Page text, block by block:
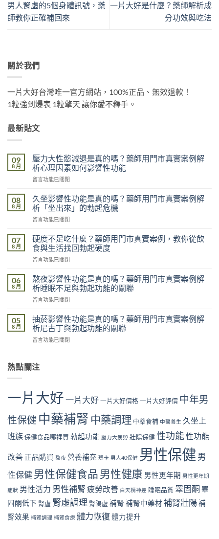
男人腎虛的5個身體訊號，藥
師教你正確補回來
一片大好是什麼？藥師解析成
分功效與吃法
關於我們
一片大好台灣唯一官方網站，100%正品、無效退款！
1粒強到爆表 1粒擎天 讓你愛不釋手。
最新貼文
09
8 月
壓力大性慾減退是真的嗎？藥師用門市真實案例解
析心理因素如何影響性功能
在
力
大
性
慾
退
是
真
的
藥
師
門
真
實
案
析
心
素
如
影
性
能〉
中
留言功能已關閉
08
8 月
久坐影響性功能是真的嗎？藥師用門市真實案例解
析「坐出來」的勃起危機
在
坐
影
響
性
能
是
真
的
藥
師
門
實
析
出
來」
的
危
機〉
中
留言功能已關閉
07
8 月
硬度不足吃什麼？藥師用門市真實案例，教你從飲
食與生活找回勃起硬度
在
度
不
足
吃
麼？
藥
師
用
真
例，
教
從
飲
食
與
活
回
起
硬
度〉
中
留言功能已關閉
06
8 月
熬夜影響性功能是真的嗎？藥師用門市真實案例解
析睡眠不足與勃起功能的關聯
在
夜
影
響
性
是
嗎？
藥
用
門
真
案
解
睡
眠
不
足
留言功能已關閉
05
8 月
抽菸影響性功能是真的嗎？藥師用門市真實案例解
析尼古丁與勃起功能的關聯
在
影
響
能
是
真
的
藥
用
市
真
實
例
解
析
留言功能已關閉
熱點關注
一片大好一片大好一片大好價格一片大好評價 中年男
性保健 中藥補腎 中藥調理 中藥食補 中醫養生 久坐上
班族保健食品哪裡買 勃起功能 壓力大疲勞 壯陽保健性功能性功能
改善 正品購買 熬夜 營養補充 瑪卡 男人40保健 男性保健男
性保健男性保健食品男性健康 男性更年期 男性更年期
症狀 男性活力 男性補腎疲勞改善 白天精神差 睡眠品質 睪固酮 睪
固酮低下 腎虛 腎虛調理 腎陽虛 補腎 補腎中藥材 補腎壯陽補
腎效果 補腎調理 補腎食療 體力恢復體力提升